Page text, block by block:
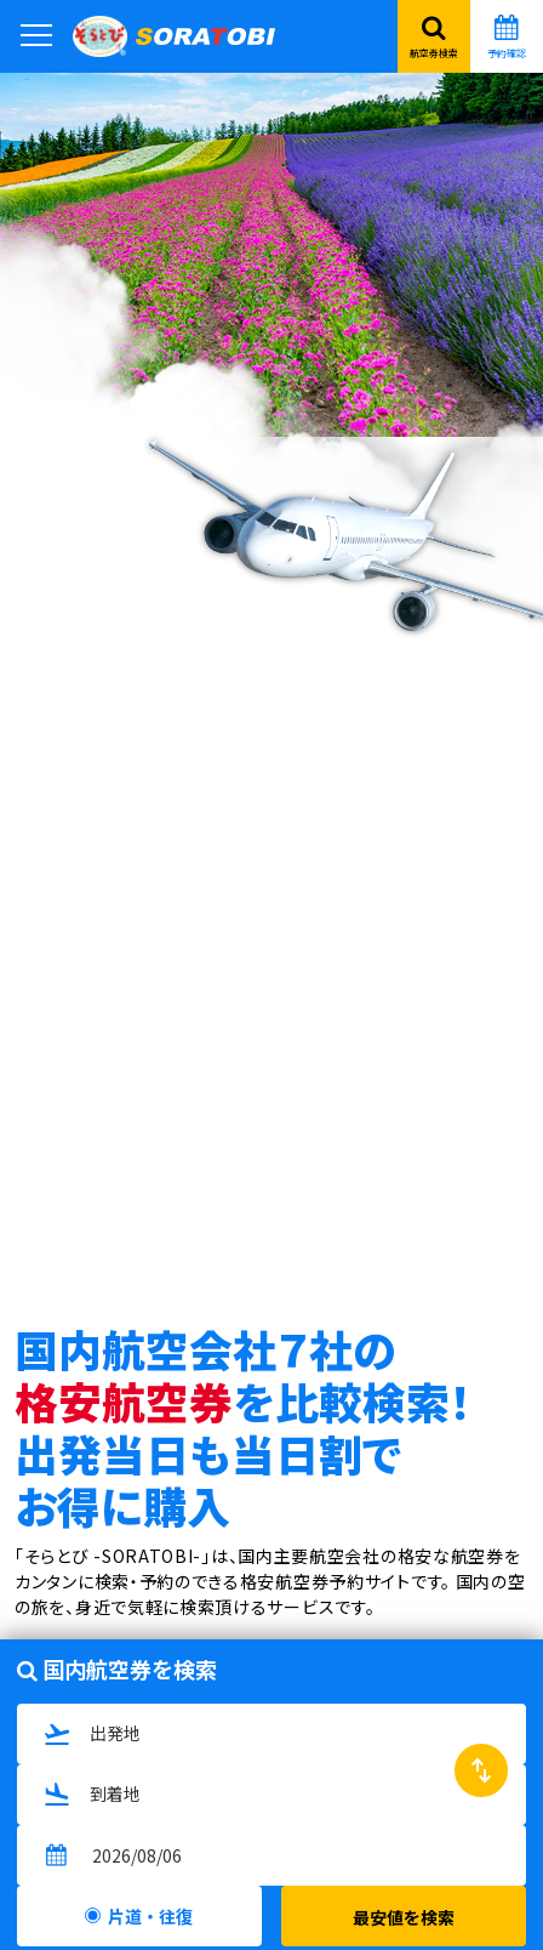
航空券検索 予約確認
国内航空会社７社の
格安航空券を比較検索！
出発当日も当日割で
お得に購入
「そらとび -SORATOBI-」は、国内主要航空会社の格安な航空券を
カンタンに検索・予約のできる格安航空券予約サイトです。 国内の空
の旅を、身近で気軽に検索頂けるサービスです。
国内航空券を検索
swap_horiz
片道・往復 最安値を検索